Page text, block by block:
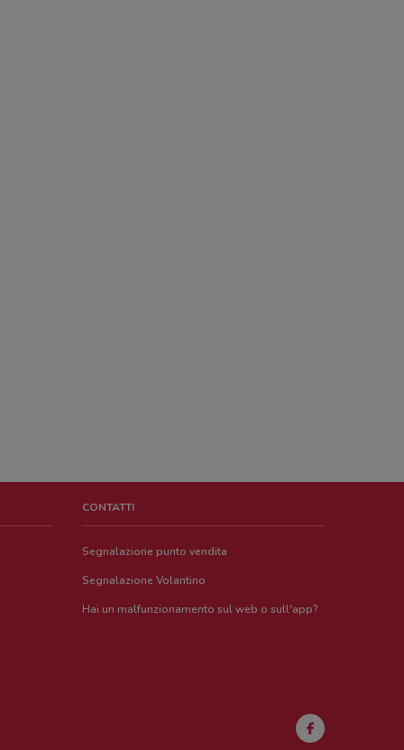
CONTATTI
Segnalazione punto vendita
Segnalazione Volantino
Hai un malfunzionamento sul web o sull'app?